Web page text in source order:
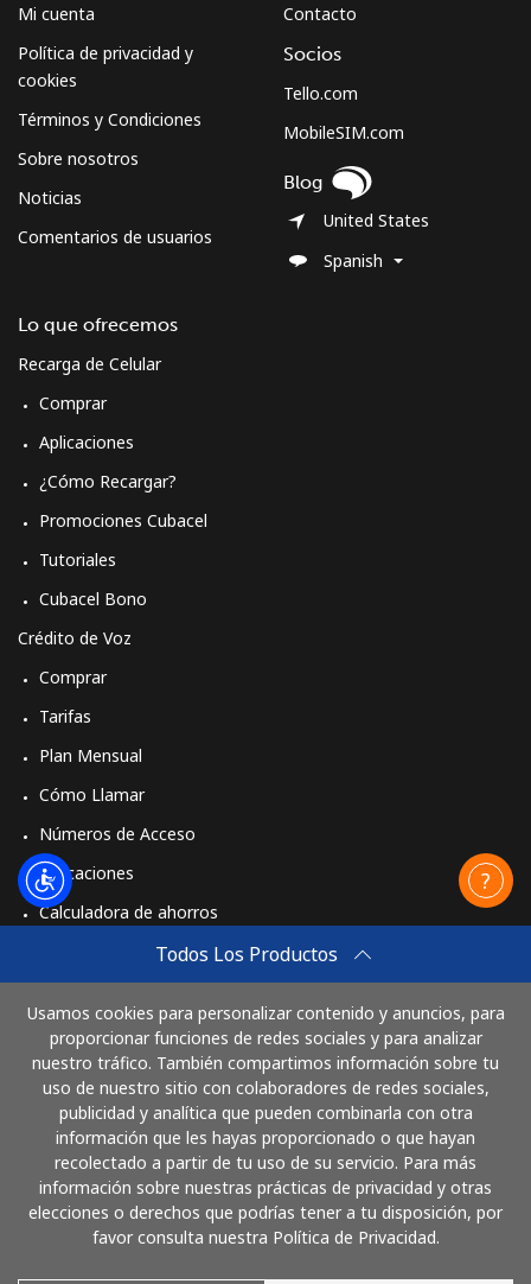
Todos Los Productos
Usamos cookies para personalizar contenido y anuncios, para
proporcionar funciones de redes sociales y para analizar
nuestro tráfico. También compartimos información sobre tu
uso de nuestro sitio con colaboradores de redes sociales,
publicidad y analítica que pueden combinarla con otra
información que les hayas proporcionado o que hayan
recolectado a partir de tu uso de su servicio. Para más
información sobre nuestras prácticas de privacidad y otras
elecciones o derechos que podrías tener a tu disposición, por
favor consulta nuestra Política de Privacidad.
Mi cuenta
Política de privacidad y
cookies
Términos y Condiciones
Sobre nosotros
Noticias
Comentarios de usuarios
Lo que ofrecemos
Recarga de Celular
Comprar
Aplicaciones
¿Cómo Recargar?
Promociones Cubacel
Tutoriales
Cubacel Bono
Crédito de Voz
Comprar
Tarifas
Plan Mensual
Cómo Llamar
Números de Acceso
Aplicaciones
Calculadora de ahorros
Comprar
Cómo funciona
Contacto
Socios
Tello.com
MobileSIM.com
Blog
United States
Spanish
Paga con